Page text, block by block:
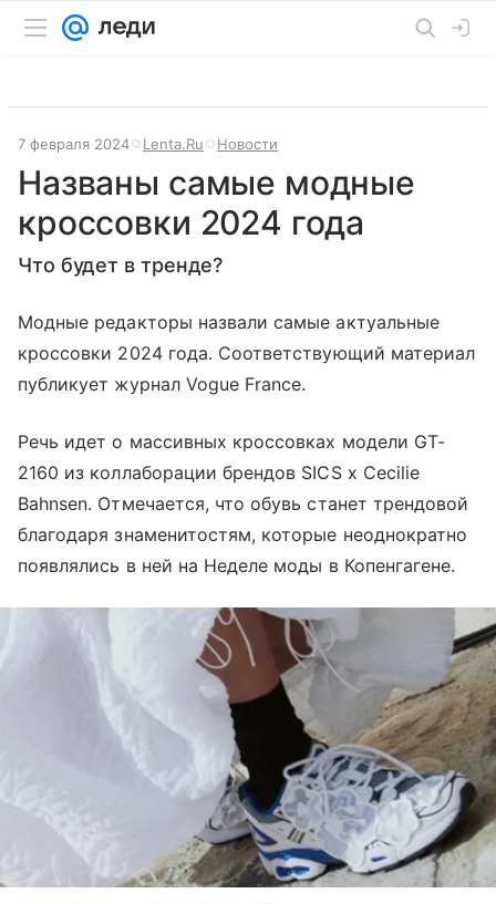
7 февраля 2024 Lenta.Ru Новости
Названы самые модные
кроссовки 2024 года
Что будет в тренде?
Модные редакторы назвали самые актуальные
кроссовки 2024 года. Соответствующий материал
публикует журнал Vogue France.
Речь идет о массивных кроссовках модели GT-
2160 из коллаборации брендов SICS x Cecilie
Bahnsen. Отмечается, что обувь станет трендовой
благодаря знаменитостям, которые неоднократно
появлялись в ней на Неделе моды в Копенгагене.